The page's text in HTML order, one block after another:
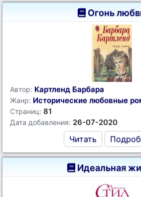
Огонь
Автор: Картленд Барбара
Жанр: Исторические любовные
Страниц: 81
Дата добавления: 26-07-2020
Читать
Идеальная